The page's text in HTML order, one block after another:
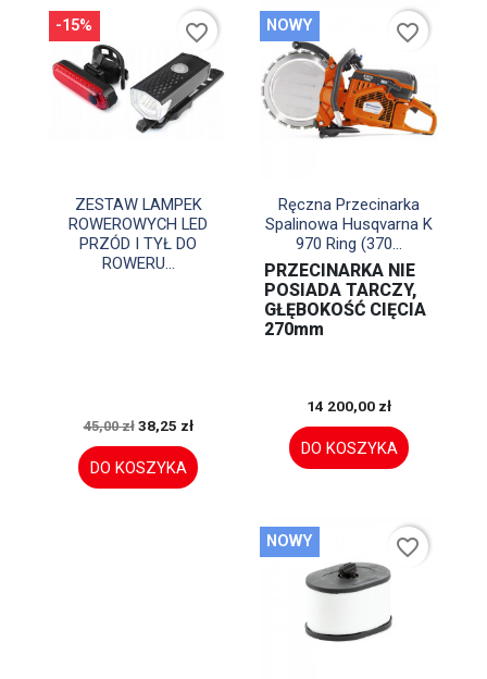
Szybki podgląd
ZESTAW LAMPEK
ROWEROWYCH LED
PRZÓD I TYŁ DO
ROWERU...
45,00 zł 38,25 zł
DO KOSZYKA
-15% favorite_border
Szybki podgląd
Ręczna Przecinarka
Spalinowa Husqvarna K
970 Ring (370...
PRZECINARKA NIE
POSIADA TARCZY,
GŁĘBOKOŚĆ CIĘCIA
270mm
14 200,00 zł
DO KOSZYKA
NOWY favorite_border
NOWY favorite_border